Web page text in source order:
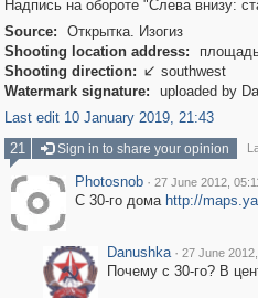
Надпись на обороте "Слева внизу:
Source:
Открытка. Изогиз
Shooting location address:
Shooting direction:  southwest
Watermark signature:
uploaded by
Last edit 10 January 2019, 21:43
21
Sign in to share your opinion
Photosnob · 27 June 2012,
С 30-го дома http://
Danushka · 27 June
Почему с 30-го? В